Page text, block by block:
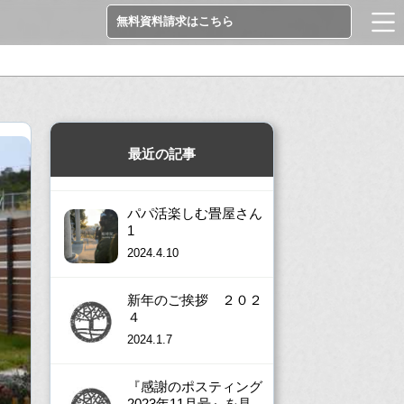
最近の記事
パパ活楽しむ畳屋さん
1
2024.4.10
新年のご挨拶 ２０２
４
2024.1.7
『感謝のポスティング
無料資料請求はこちら